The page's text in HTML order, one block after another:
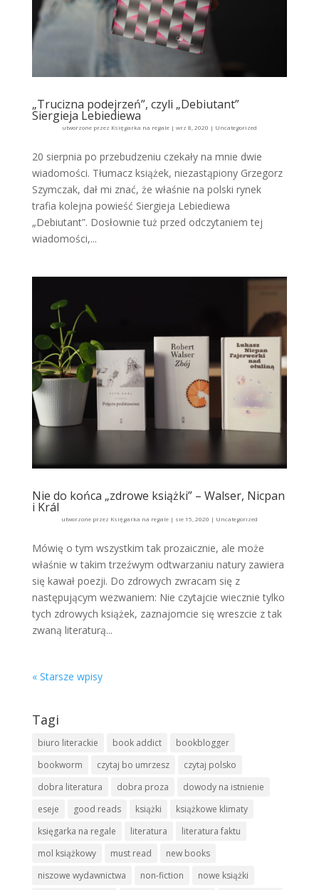
„Trucizna podejrzeń”, czyli „Debiutant”
Siergieja Lebiediewa
utworzone przez Księgarka na regale| wrz 8, 2020 | Uncategorized
20 sierpnia po przebudzeniu czekały na mnie dwie
wiadomości. Tłumacz książek, niezastąpiony Grzegorz
Szymczak, dał mi znać, że właśnie na polski rynek
trafia kolejna powieść Siergieja Lebiediewa
„Debiutant”. Dosłownie tuż przed odczytaniem tej
wiadomości,...
Nie do końca „zdrowe książki” – Walser, Nicpan
i Král
utworzone przez Księgarka na regale| sie 15, 2020 | Uncategorized
Mówię o tym wszystkim tak prozaicznie, ale może
właśnie w takim trzeźwym odtwarzaniu natury zawiera
się kawał poezji. Do zdrowych zwracam się z
następującym wezwaniem: Nie czytajcie wiecznie tylko
tych zdrowych książek, zaznajomcie się wreszcie z tak
zwaną literaturą...
« Starsze wpisy
Tagi
biuro literackie book addict
bookblogger
bookworm
czytaj bo umrzesz
czytaj polsko
dobra literatura
dobra proza
dowody na istnienie
eseje
good reads książki
książkowe klimaty
księgarka na regale
literatura
literatura faktu
mol książkowy
must read
new books
niszowe wydawnictwa
non-fiction nowe książki